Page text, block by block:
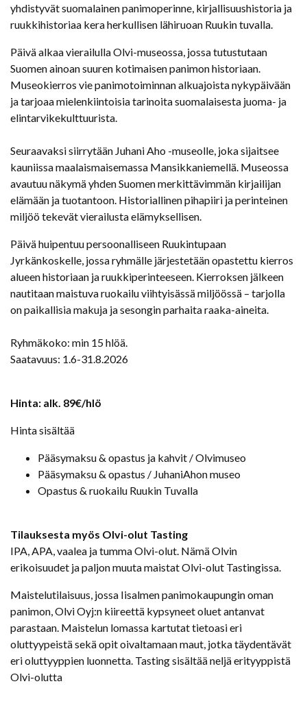
yhdistyvät suomalainen panimoperinne, kirjallisuushistoria ja
ruukkihistoriaa kera herkullisen lähiruoan Ruukin tuvalla.
Päivä alkaa vierailulla Olvi-museossa, jossa tutustutaan
Suomen ainoan suuren kotimaisen panimon historiaan.
Museokierros vie panimotoiminnan alkuajoista nykypäivään
ja tarjoaa mielenkiintoisia tarinoita suomalaisesta juoma- ja
elintarvikekulttuurista.
Seuraavaksi siirrytään Juhani Aho -museolle, joka sijaitsee
kauniissa maalaismaisemassa Mansikkaniemellä. Museossa
avautuu näkymä yhden Suomen merkittävimmän kirjailijan
elämään ja tuotantoon. Historiallinen pihapiiri ja perinteinen
miljöö tekevät vierailusta elämyksellisen.
Päivä huipentuu persoonalliseen Ruukintupaan
Jyrkänkoskelle, jossa ryhmälle järjestetään opastettu kierros
alueen historiaan ja ruukkiperinteeseen. Kierroksen jälkeen
nautitaan maistuva ruokailu viihtyisässä miljöössä – tarjolla
on paikallisia makuja ja sesongin parhaita raaka-aineita.
Ryhmäkoko: min 15 hlöä.
Saatavuus: 1.6-31.8.2026
Hinta: alk. 89€/hlö
Hinta sisältää
Pääsymaksu & opastus ja kahvit / Olvimuseo
Pääsymaksu & opastus / JuhaniAhon museo
Opastus & ruokailu Ruukin Tuvalla
Tilauksesta myös Olvi-olut Tasting
IPA, APA, vaalea ja tumma Olvi-olut. Nämä Olvin
erikoisuudet ja paljon muuta maistat Olvi-olut Tastingissa.
Maistelutilaisuus, jossa Iisalmen panimokaupungin oman
panimon, Olvi Oyj:n kiireettä kypsyneet oluet antanvat
parastaan. Maistelun lomassa kartutat tietoasi eri
oluttyypeistä sekä opit oivaltamaan maut, jotka täydentävät
eri oluttyyppien luonnetta. Tasting sisältää neljä erityyppistä
Olvi-olutta